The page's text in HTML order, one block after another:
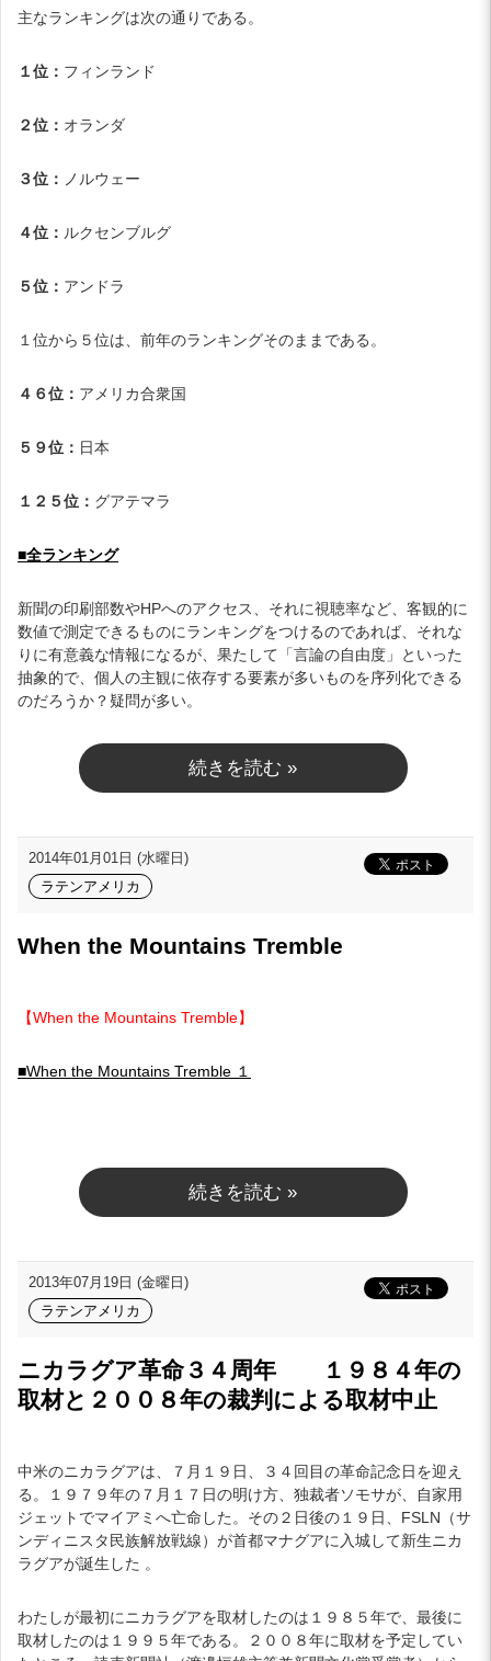
主なランキングは次の通りである。
１位： フィンランド
２位： オランダ
３位： ノルウェー
４位： ルクセンブルグ
５位： アンドラ
１位から５位は、前年のランキングそのままである。
４６位： アメリカ合衆国
５９位： 日本
１２５位： グアテマラ
■全ランキング
新聞の印刷部数やHPへのアクセス、それに視聴率など、客観的に
数値で測定できるものにランキングをつけるのであれば、それな
りに有意義な情報になるが、果たして「言論の自由度」といった
抽象的で、個人の主観に依存する要素が多いものを序列化できる
のだろうか？疑問が多い。
続きを読む »
2014年01月01日 (水曜日)
ラテンアメリカ
When the Mountains Tremble
【When the Mountains Tremble】
■When the Mountains Tremble １
続きを読む »
2013年07月19日 (金曜日)
ラテンアメリカ
ニカラグア革命３４周年 １９８４年の
取材と２００８年の裁判による取材中止
中米のニカラグアは、７月１９日、３４回目の革命記念日を迎え
る。１９７９年の７月１７日の明け方、独裁者ソモサが、自家用
ジェットでマイアミへ亡命した。その２日後の１９日、FSLN（サ
ンディニスタ民族解放戦線）が首都マナグアに入城して新生ニカ
ラグアが誕生した 。
わたしが最初にニカラグアを取材したのは１９８５年で、最後に
取材したのは１９９５年である。２００８年に取材を予定してい